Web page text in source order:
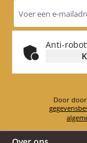
mailadres
*
Anti-